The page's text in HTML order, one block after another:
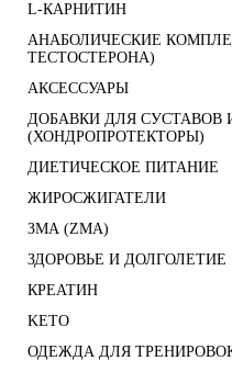
L-КАРНИТИН
АНАБОЛИЧЕСКИЕ
ТЕСТОСТЕРОНА)
АКСЕССУАРЫ
ДОБАВКИ ДЛЯ СУСТАВОВ
(ХОНДРОПРОТЕКТОРЫ)
ДИЕТИЧЕСКОЕ ПИТАНИЕ
ЖИРОСЖИГАТЕЛИ
ЗМА (ZMA)
ЗДОРОВЬЕ И ДОЛГОЛЕТИЕ
КРЕАТИН
KETO
ОДЕЖДА ДЛЯ